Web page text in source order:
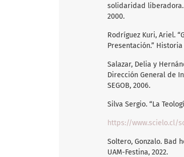
solidaridad liberadora.
2000.
Rodríguez Kuri, Ariel.
Presentación.” Historia
Salazar, Delia y
Dirección General de
SEGOB, 2006.
Silva Sergio. “La
https://www.scielo.cl/
Soltero, Gonzalo. Bad
UAM-Festina, 2022.